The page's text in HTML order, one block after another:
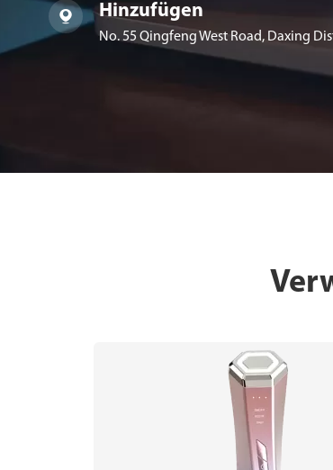
 Hinzufügen
No. 55 Qingfeng West Road, Daxing